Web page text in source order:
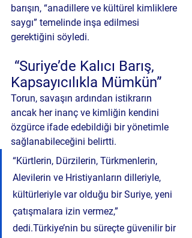
barışın, “anadillere ve kültürel kimliklere
saygı” temelinde inşa edilmesi
gerektiğini söyledi.
Kapsayıcılıkla Mümkün”
Torun, savaşın ardından istikrarın
ancak her inanç ve kimliğin kendini
özgürce ifade edebildiği bir yönetimle
sağlanabileceğini belirtti.
“Kürtlerin, Dürzilerin, Türkmenlerin,
Alevilerin ve Hristiyanların dilleriyle,
kültürleriyle var olduğu bir Suriye, yeni
çatışmalara izin vermez,”
dedi.Türkiye’nin bu süreçte güvenilir bir